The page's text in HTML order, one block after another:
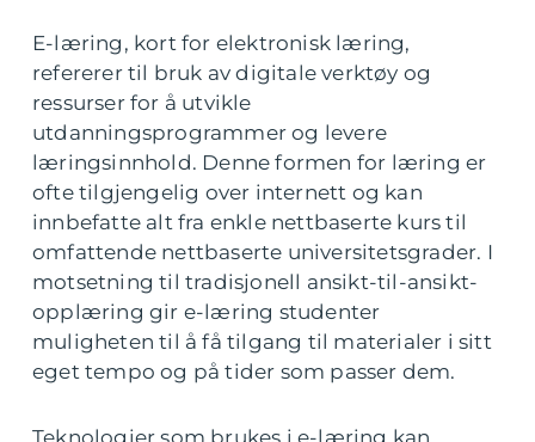
E-læring, kort for elektronisk læring,
refererer til bruk av digitale verktøy og
ressurser for å utvikle
utdanningsprogrammer og levere
læringsinnhold. Denne formen for læring er
ofte tilgjengelig over internett og kan
innbefatte alt fra enkle nettbaserte kurs til
omfattende nettbaserte universitetsgrader. I
motsetning til tradisjonell ansikt-til-ansikt-
opplæring gir e-læring studenter
muligheten til å få tilgang til materialer i sitt
eget tempo og på tider som passer dem.
Teknologier som brukes i e-læring kan